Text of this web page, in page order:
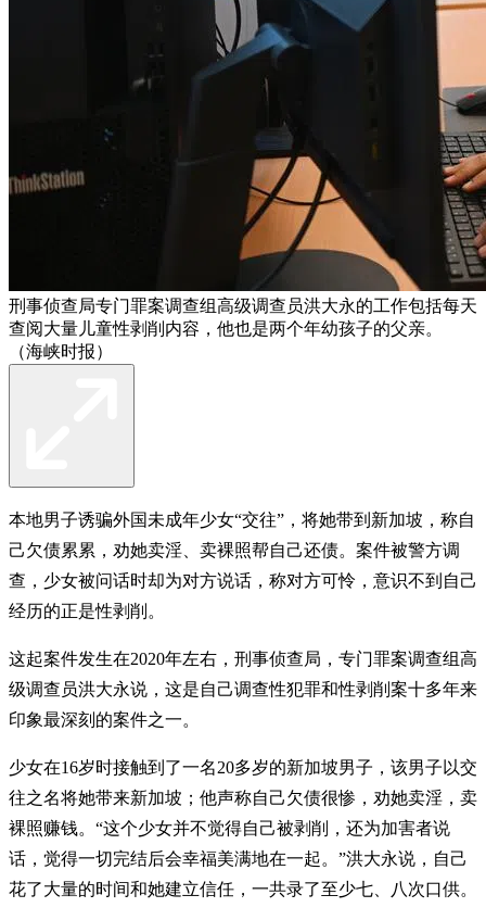
刑事侦查局专门罪案调查组高级调查员洪大永的工作包括每天
查阅大量儿童性剥削内容，他也是两个年幼孩子的父亲。
（海峡时报）
本地男子诱骗外国未成年少女“交往”，将她带到新加坡，称自
己欠债累累，劝她卖淫、卖裸照帮自己还债。案件被警方调
查，少女被问话时却为对方说话，称对方可怜，意识不到自己
经历的正是性剥削。
这起案件发生在2020年左右，刑事侦查局，专门罪案调查组高
级调查员洪大永说，这是自己调查性犯罪和性剥削案十多年来
印象最深刻的案件之一。
少女在16岁时接触到了一名20多岁的新加坡男子，该男子以交
往之名将她带来新加坡；他声称自己欠债很惨，劝她卖淫，卖
裸照赚钱。“这个少女并不觉得自己被剥削，还为加害者说
话，觉得一切完结后会幸福美满地在一起。”洪大永说，自己
花了大量的时间和她建立信任，一共录了至少七、八次口供。